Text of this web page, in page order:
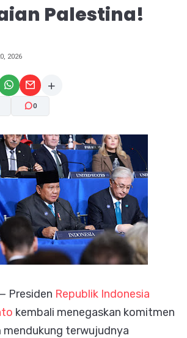
Palestina!
2026
A+
0
Presiden Republik Indonesia
kembali menegaskan komitmen
mendukung terwujudnya